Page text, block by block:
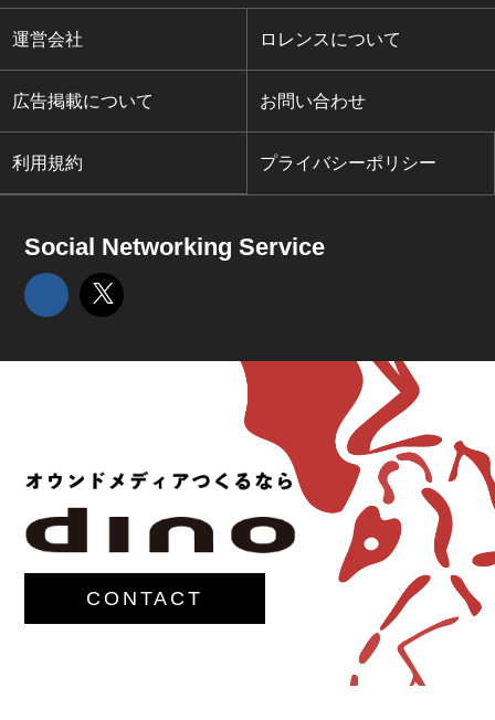
運営会社 ロレンスについて
広告掲載について お問い合わせ
利用規約 プライバシーポリシー
Social Networking Service
CONTACT